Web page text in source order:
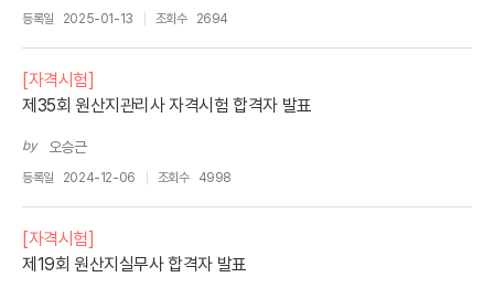
등록일 2025-01-13 조회수 2694
[자격시험]
제35회 원산지관리사 자격시험 합격자 발표
by 오승근
등록일 2024-12-06 조회수 4998
[자격시험]
제19회 원산지실무사 합격자 발표